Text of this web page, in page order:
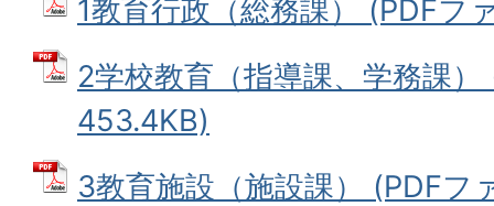
1教育行政（総務課） (PDFフ
2学校教育（指導課、学務課
453.4KB)
3教育施設（施設課） (PDFフ